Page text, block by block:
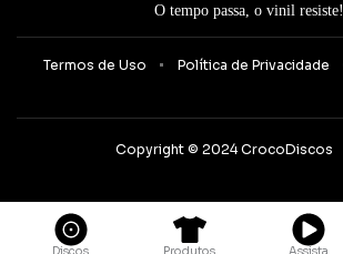
O tempo passa, o vinil resiste!
Termos de Uso Política de Privacidade
Copyright © 2024 CrocoDiscos